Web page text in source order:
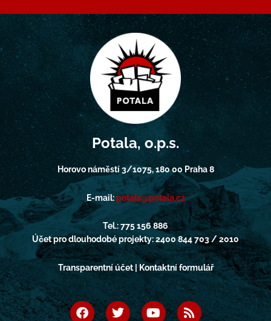
Potala, o.p.s.
Horovo náměstí 3/1075, 180 00 Praha 8
E-mail:potala@potala.cz
Tel.: 775 156 886
Účet pro dlouhodobé projekty: 2400 844 703 / 2010
Transparentní účet | Kontaktní formulář
F
T
Y
R